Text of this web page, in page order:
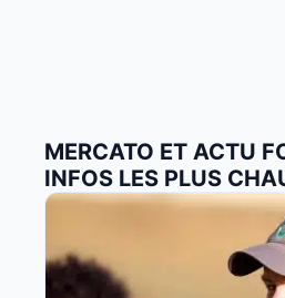
MERCATO ET ACTU
INFOS LES PLUS